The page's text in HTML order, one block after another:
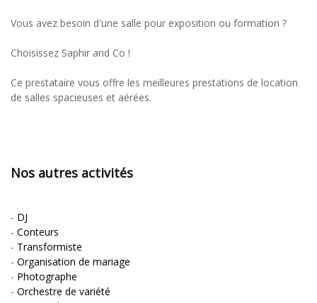
Vous avez besoin d'une salle pour exposition ou formation ?
Choisissez Saphir and Co !
Ce prestataire vous offre les meilleures prestations de location
de salles spacieuses et aérées.
Nos autres activités
- DJ
- Conteurs
- Transformiste
- Organisation de mariage
- Photographe
- Orchestre de variété